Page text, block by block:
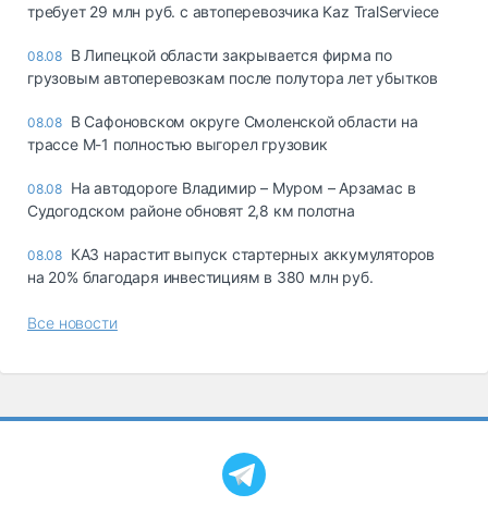
требует 29 млн руб. с автоперевозчика Kaz TralServiece
08.08 В Липецкой области закрывается фирма по
грузовым автоперевозкам после полутора лет убытков
08.08 В Сафоновском округе Смоленской области на
трассе М-1 полностью выгорел грузовик
08.08 На автодороге Владимир – Муром – Арзамас в
Судогодском районе обновят 2,8 км полотна
08.08 КАЗ нарастит выпуск стартерных аккумуляторов
на 20% благодаря инвестициям в 380 млн руб.
Все новости